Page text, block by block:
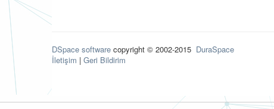
DSpace software copyright © 2002-2015 DuraSpace
İletişim | Geri Bildirim